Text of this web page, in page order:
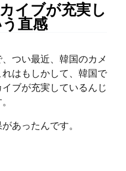
イブが充実し
直感
つい最近、韓国のカメ
はもしかして、韓国で
ブが充実しているんじ
あったんです。